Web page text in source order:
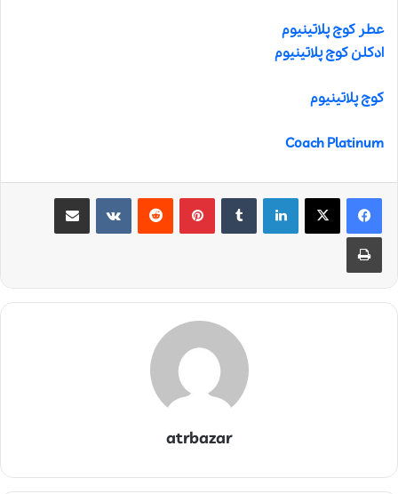
عطر کوچ پلاتینیوم
ادکلن کوچ پلاتینیوم
کوچ پلاتینیوم
Coach Platinum
لینکدین ‫تامبلر ‫پین‌ترست‫رددیت ‫VKontakteاشتراک گذاری از طریق ایمیل
چاپ
atrbazar